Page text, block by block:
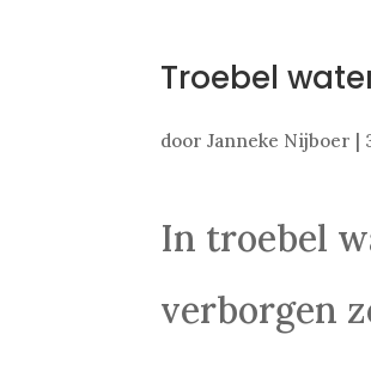
Troebel
doorJanneke Nijboer |
In troebel
verborgen